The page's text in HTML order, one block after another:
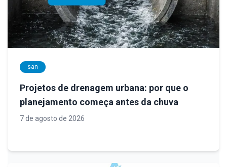
san
Projetos de drenagem urbana: por que o
planejamento começa antes da chuva
7 de agosto de 2026